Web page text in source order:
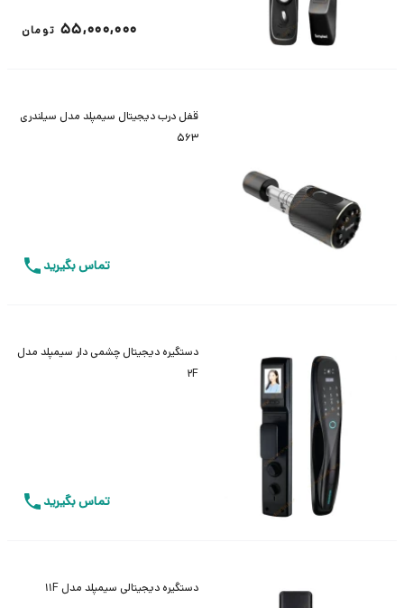
55,000,000 تومان
قفل درب دیجیتال سیمپلد مدل سیلندری
563
تماس بگیرید
دستگیره دیجیتال چشمی دار سیمپلد مدل
2F
تماس بگیرید
دستگیره دیجیتالی سیمپلد مدل 11F